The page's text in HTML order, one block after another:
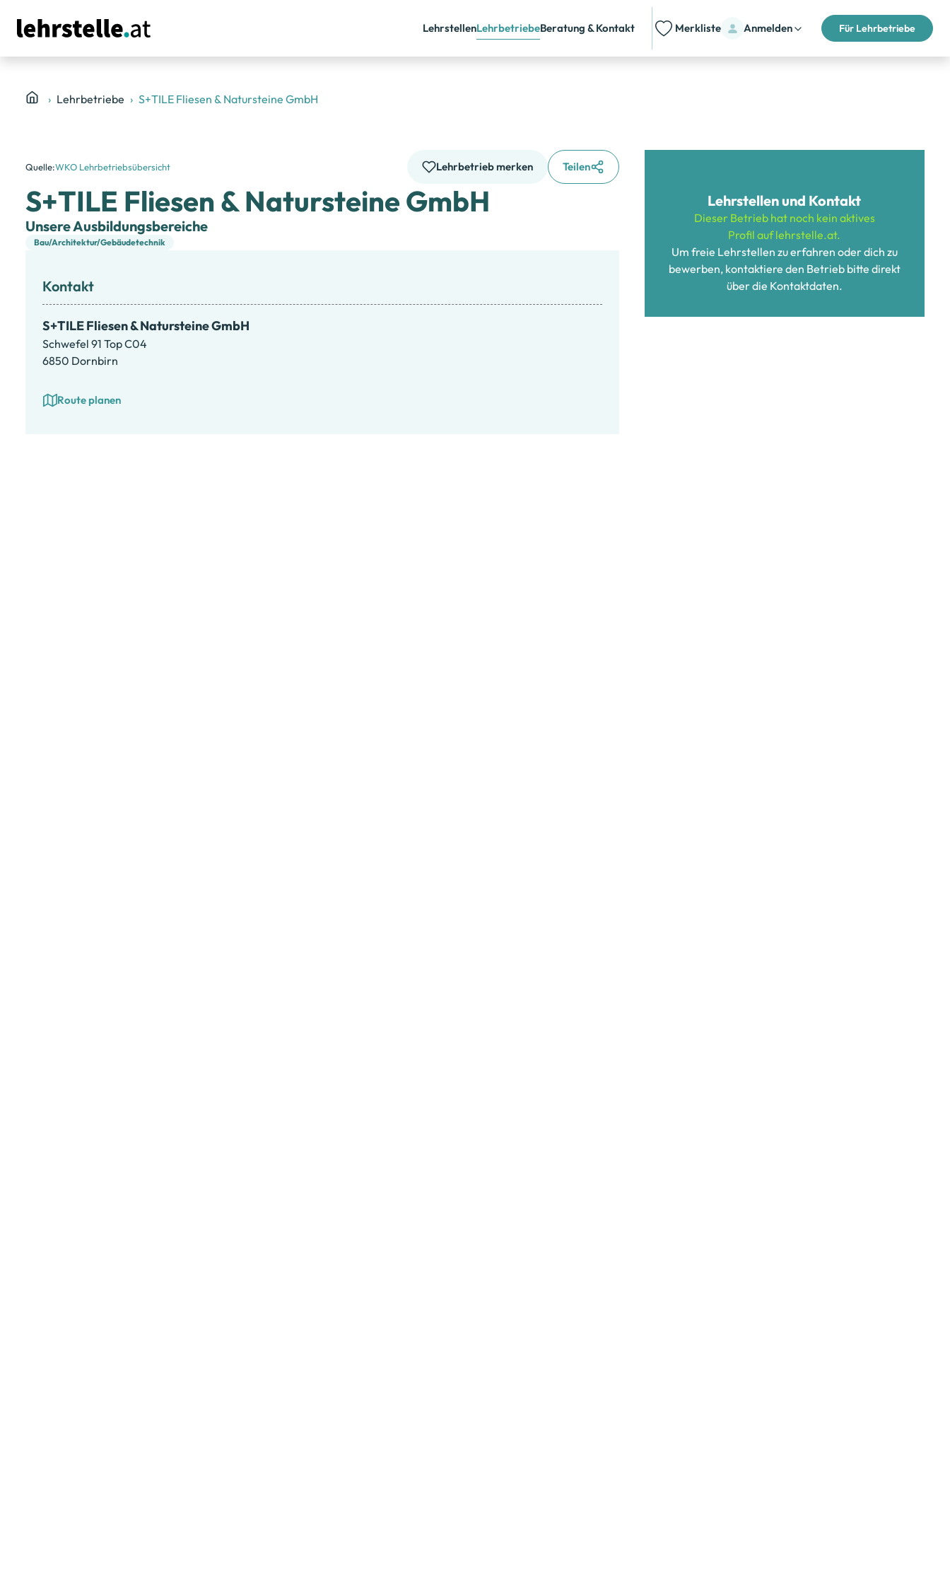
LehrstellenLehrbetriebeBeratung & Kontakt Merkliste Anmelden Für Lehrbetriebe
Lehrbetriebe S+TILE Fliesen & Natursteine GmbH
Quelle:WKO Lehrbetriebsübersicht Lehrbetrieb merken Teilen
S+TILE Fliesen & Natursteine GmbH
Unsere Ausbildungsbereiche
Bau/Architektur/Gebäudetechnik
Kontakt
S+TILE Fliesen & Natursteine GmbH
Schwefel 91 Top C04
6850 Dornbirn
Route planen
Lehrstellen und Kontakt
Dieser Betrieb hat noch kein aktives
Profil auf lehrstelle.at.
Um freie Lehrstellen zu erfahren oder dich zu
bewerben, kontaktiere den Betrieb bitte direkt
über die Kontaktdaten.